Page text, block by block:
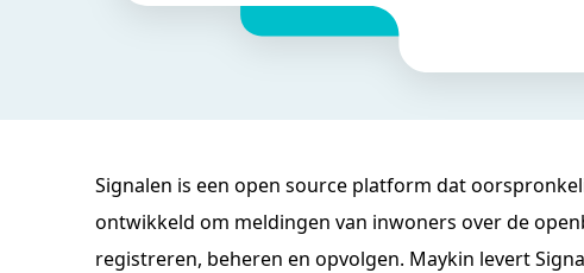
Signalen is een open source platform dat
ontwikkeld om meldingen van inwoners over de
registreren, beheren en opvolgen. Maykin levert